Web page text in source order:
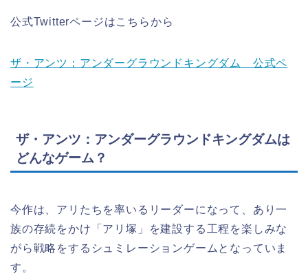
公式Twitterページはこちらから
ザ・アンツ：アンダーグラウンドキングダム 公式ペ
ージ
ザ・アンツ：アンダーグラウンドキングダムは
どんなゲーム？
今作は、アリたちを率いるリーダーになって、あり一
族の存続をかけ「アリ塚」を建設する工程を楽しみな
がら戦略をするシュミレーションゲームとなっていま
す。